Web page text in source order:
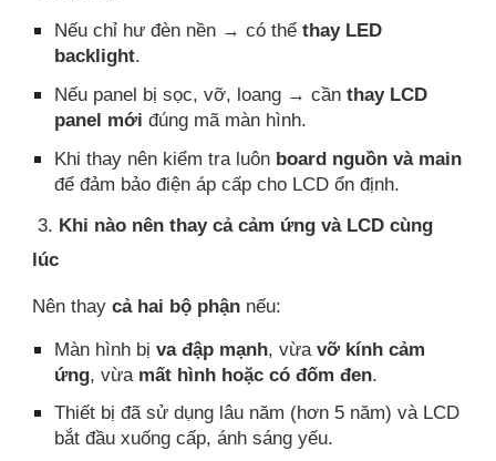
Nếu chỉ hư đèn nền → có thểthay LED
backlight.
Nếu panel bị sọc, vỡ, loang → cầnthay LCD
panel mới đúng mã màn hình.
Khi thay nên kiểm tra luôn board nguồn và main
để đảm bảo điện áp cấp cho LCD ổn định.
3. Khi nào nên thay cả cảm ứng và LCD cùng
lúc
Nên thaycả hai bộ phận nếu:
Màn hình bịva đập mạnh, vừavỡ kính cảm
ứng, vừa mất hình hoặc có đốm đen.
Thiết bị đã sử dụng lâu năm (hơn 5 năm) và LCD
bắt đầu xuống cấp, ánh sáng yếu.